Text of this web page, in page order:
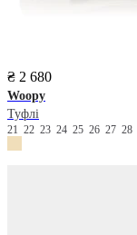
₴ 2 680
Woopy
Туфлі
21 22 23 24 25 26 27 28